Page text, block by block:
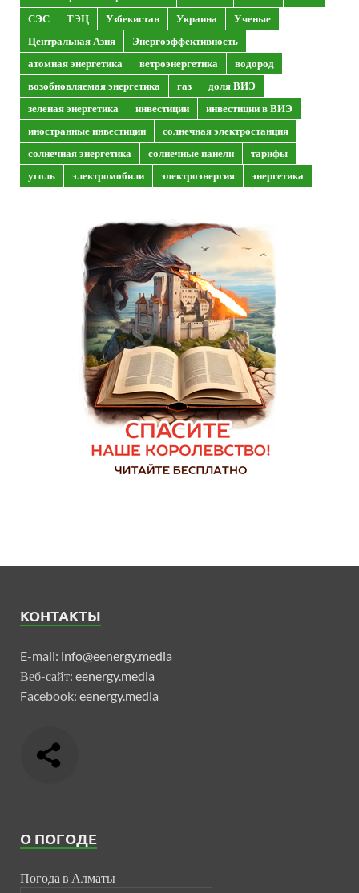
СЭС
ТЭЦ Узбекистан Украина
Ученые
Центральная Азия
Энергоэффективность
атомная энергетика
ветроэнергетика
водород
возобновляемая энергетика
газ
доля ВИЭ
зеленая энергетика
инвестиции
инвестиции в ВИЭ
иностранные инвестиции
солнечная электростанция
солнечная энергетика
солнечные панели
тарифы
уголь
электромобили электроэнергия энергетика
КОНТАКТЫ
E-mail: info@eenergy.media
Веб-сайт: eenergy.media
Facebook: eenergy.media
О ПОГОДЕ
Погода в Алматы